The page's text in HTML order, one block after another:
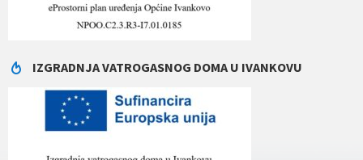
IZGRADNJA VATROGASNOG DOMA U IVANKOVU